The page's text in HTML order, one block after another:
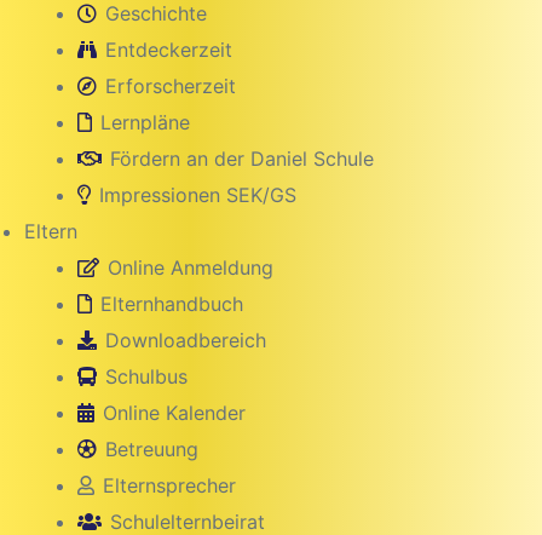
Geschichte
Entdeckerzeit
Erforscherzeit
Lernpläne
Fördern an der Daniel Schule
Impressionen SEK/GS
Eltern
Online Anmeldung
Elternhandbuch
Downloadbereich
Schulbus
Online Kalender
Betreuung
Elternsprecher
Schulelternbeirat